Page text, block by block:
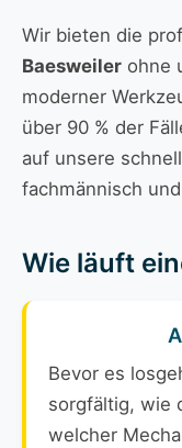
Wir bieten die
Baesweiler ohne
moderner
über 90 % der
auf unsere
fachmännisch
Wie läuft
Bevor es
sorgfältig, wie
welcher